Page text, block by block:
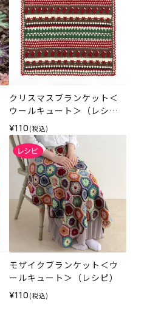
クリスマスブランケット＜
ウールキュート＞（レシ
ピ）
¥110 (税込)
モザイクブランケット＜ウ
ールキュート＞（レシピ）
¥110 (税込)